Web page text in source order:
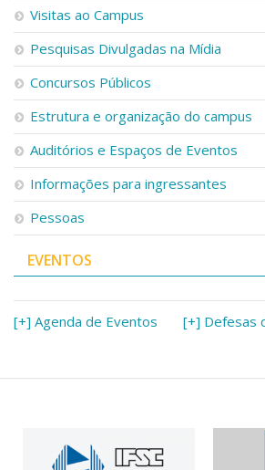
Visitas ao Campus
Pesquisas Divulgadas na Mídia
Concursos Públicos
Estrutura e organização do campus
Auditórios e Espaços de Eventos
Informações para ingressantes
Pessoas
EVENTOS
[+] Agenda de Eventos [+] Defesas